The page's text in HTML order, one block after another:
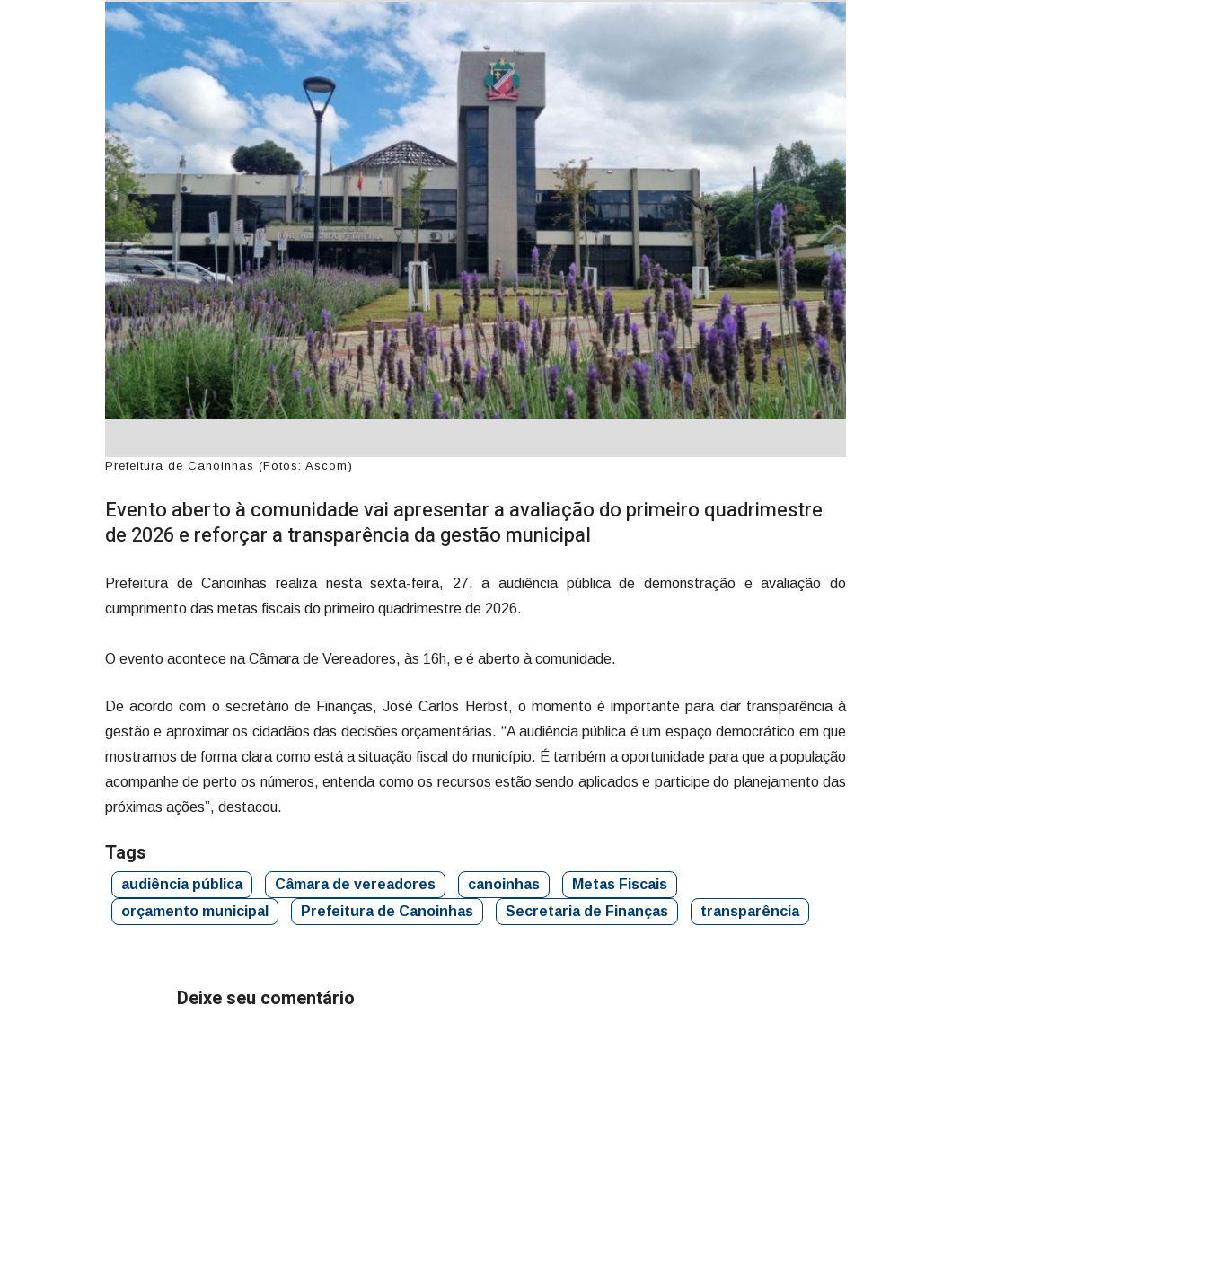
Prefeitura de Canoinhas (Fotos: Ascom)
Evento aberto à comunidade vai apresentar a avaliação do primeiro quadrimestre
de 2026 e reforçar a transparência da gestão municipal
Prefeitura de Canoinhas realiza nesta sexta-feira, 27, a audiência pública de demonstração e avaliação do
cumprimento das metas fiscais do primeiro quadrimestre de 2026.
O evento acontece na Câmara de Vereadores, às 16h, e é aberto à comunidade.
De acordo com o secretário de Finanças, José Carlos Herbst, o momento é importante para dar transparência à
gestão e aproximar os cidadãos das decisões orçamentárias. “A audiência pública é um espaço democrático em que
mostramos de forma clara como está a situação fiscal do município. É também a oportunidade para que a população
acompanhe de perto os números, entenda como os recursos estão sendo aplicados e participe do planejamento das
próximas ações”, destacou.
Tags
audiência pública Câmara de vereadores canoinhas
Metas Fiscais
orçamento municipal
Prefeitura de Canoinhas Secretaria de Finanças transparência
Deixe seu comentário